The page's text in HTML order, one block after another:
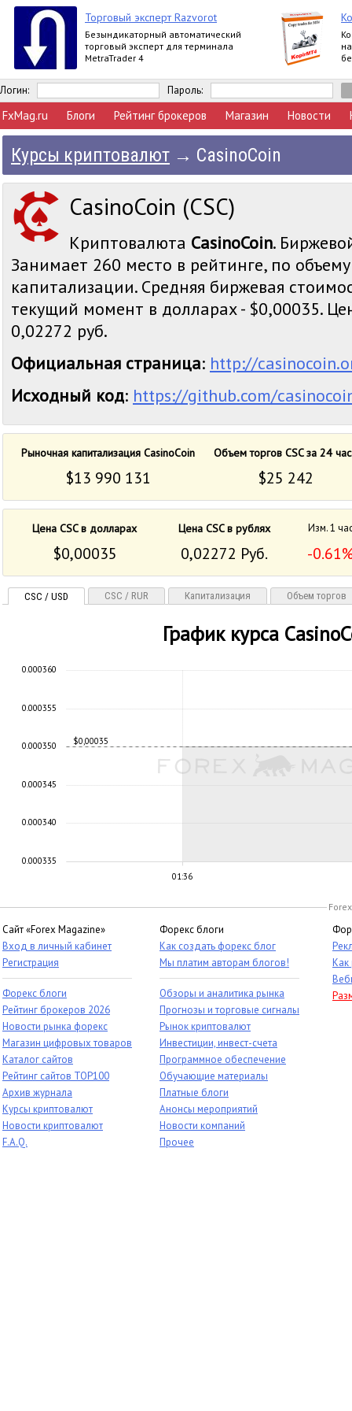
Торговый эксперт Razvorot
Безындикаторный автоматический
торговый эксперт для терминала
MetraTrader 4
Логин: Пароль:
FxMag.ru Блоги Рейтинг брокеров Магазин Новости
Курсы криптовалют → CasinoCoin
CasinoCoin (CSC)
Криптовалюта CasinoCoin.
Занимает 260 место в рейтинге, по
капитализации. Средняя биржевая
текущий момент в долларах - $0,00035.
0,02272 руб.
Официальная страница: http://
Исходный код: https://github.com/
Рыночная капитализация CasinoCoin Объем торгов CSC за 24
$13 990 131 $25 242
Цена CSC в долларах Цена CSC в рублях Изм. 1
$0,00035 0,02272 Руб. -
CSC / USD CSC / RUR Капитализация Объем торгов
График курса
01:36
$0,00035
0.000335
0.000340
0.000345
0.000350
0.000355
0.000360
Сайт «Forex Magazine»
Вход в личный кабинет
Регистрация
Форекс блоги
Рейтинг брокеров 2026
Новости рынка форекс
Магазин цифровых товаров
Каталог сайтов
Рейтинг сайтов TOP100
Архив журнала
Курсы криптовалют
Новости криптовалют
F.A.Q.
Форекс блоги
Как создать форекс блог
Мы платим авторам блогов!
Обзоры и аналитика рынка
Прогнозы и торговые сигналы
Рынок криптовалют
Инвестиции, инвест-счета
Программное обеспечение
Обучающие материалы
Платные блоги
Анонсы мероприятий
Новости компаний
Прочее
Как